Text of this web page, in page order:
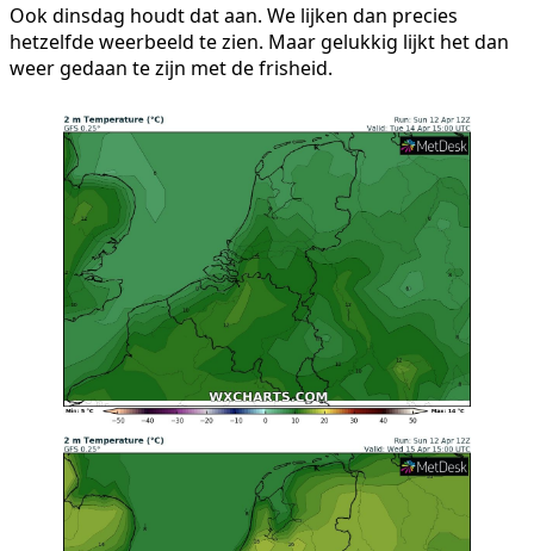
Ook dinsdag houdt dat aan. We lijken dan precies
hetzelfde weerbeeld te zien. Maar gelukkig lijkt het dan
weer gedaan te zijn met de frisheid.